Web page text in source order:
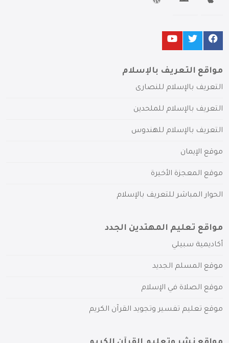
مواقع التعريف بالإسلام
التعريف بالإسلام للنصارى
التعريف بالإسلام للملحدين
التعريف بالإسلام للهندوس
موقع الإيمان
موقع المعجزة الأخيرة
الحوار المباشر للتعريف بالإسلام
مواقع تعليم المهتدين الجدد
أكاديمية سبيلي
موقع المسلم الجديد
موقع الصلاة في الإسلام
موقع تعليم تفسير وتجويد القرآن الكريم